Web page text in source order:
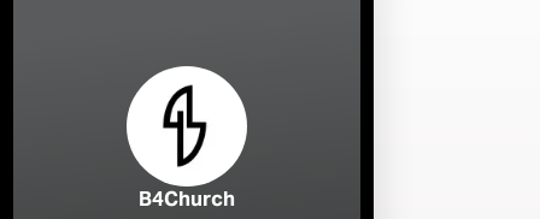
B4Church